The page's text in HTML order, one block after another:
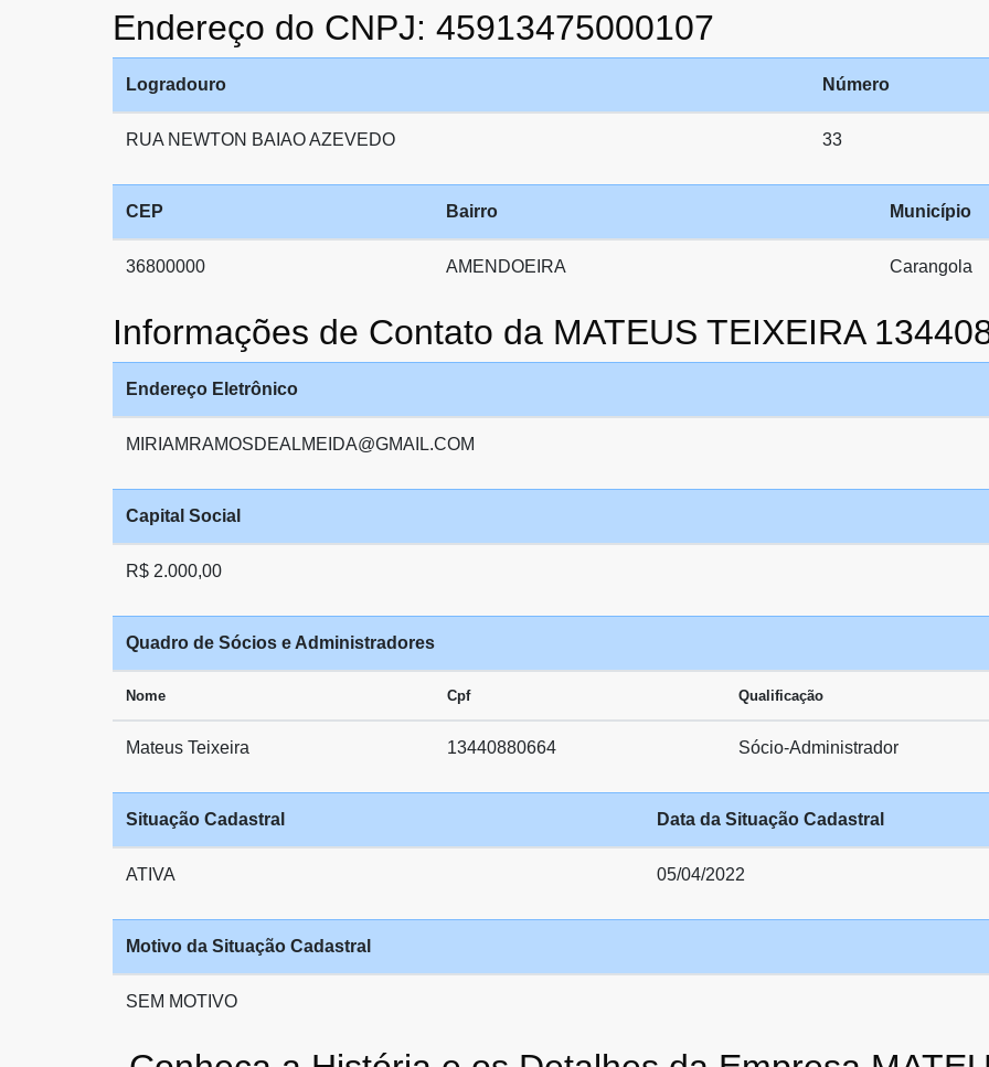
Endereço do CNPJ: 45913475000107
Logradouro Número
RUA NEWTON BAIAO AZEVEDO 33
CEP Bairro Município
36800000 AMENDOEIRA Carangola
Informações de Contato da MATEUS TEIXEIRA
Endereço Eletrônico
MIRIAMRAMOSDEALMEIDA@GMAIL.COM
Capital Social
R$ 2.000,00
Quadro de Sócios e Administradores
Nome Cpf Qualificação
Mateus Teixeira 13440880664 Sócio-Administrador
Situação Cadastral Data da Situação Cadastral
ATIVA 05/04/2022
Motivo da Situação Cadastral
SEM MOTIVO